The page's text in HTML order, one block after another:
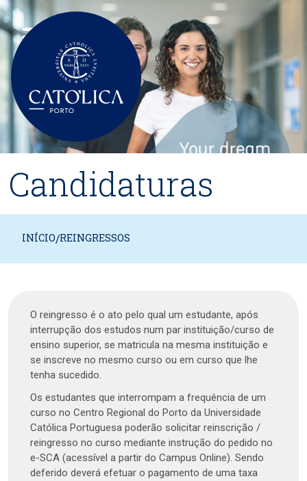
Passar para o conteúdo principal
Candidaturas
INÍCIO/REINGRESSOS
O reingresso é o ato pelo qual um estudante, após
interrupção dos estudos num par instituição/curso de
ensino superior, se matricula na mesma instituição e
se inscreve no mesmo curso ou em curso que lhe
tenha sucedido.
Os estudantes que interrompam a frequência de um
curso no Centro Regional do Porto da Universidade
Católica Portuguesa poderão solicitar reinscrição /
reingresso no curso mediante instrução do pedido no
e-SCA (acessível a partir do Campus Online). Sendo
deferido deverá efetuar o pagamento de uma taxa